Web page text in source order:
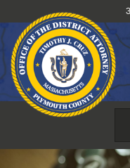
до
змісту